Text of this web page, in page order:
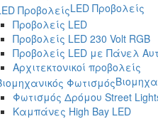
LED Προβολείς
Προβολείς LED
Προβολείς LED 230 Volt RGB
Προβολείς LED με Πάνελ
Αρχιτεκτονικοί προβολείς
Φωτισμός Δρόμου Street
Καμπάνες High Bay LED